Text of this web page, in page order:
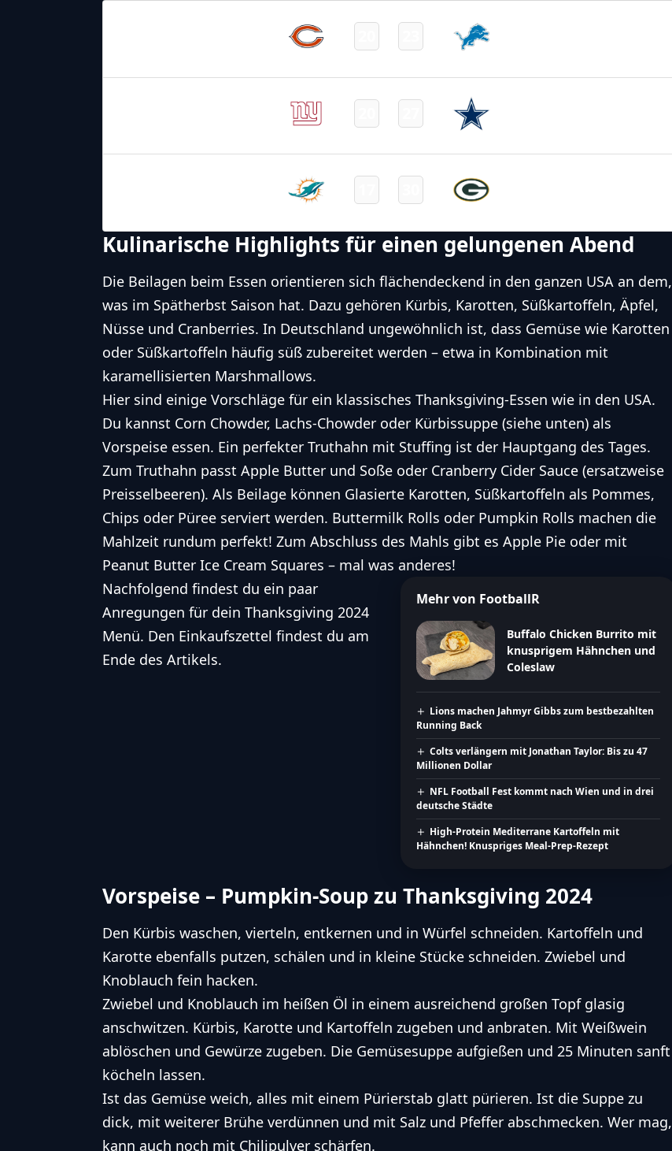
Kulinarische Highlights für einen gelungenen Abend
Die Beilagen beim Essen orientieren sich flächendeckend in den ganzen USA an dem,
was im Spätherbst Saison hat. Dazu gehören Kürbis, Karotten, Süßkartoffeln, Äpfel,
Nüsse und Cranberries. In Deutschland ungewöhnlich ist, dass Gemüse wie Karotten
oder Süßkartoffeln häufig süß zubereitet werden – etwa in Kombination mit
karamellisierten Marshmallows.
Hier sind einige Vorschläge für ein klassisches Thanksgiving-Essen wie in den USA.
Du kannst Corn Chowder, Lachs-Chowder oder Kürbissuppe (siehe unten) als
Vorspeise essen. Ein perfekter Truthahn mit Stuffing ist der Hauptgang des Tages.
Zum Truthahn passt Apple Butter und Soße oder Cranberry Cider Sauce (ersatzweise
Preisselbeeren). Als Beilage können Glasierte Karotten, Süßkartoffeln als Pommes,
Chips oder Püree serviert werden. Buttermilk Rolls oder Pumpkin Rolls machen die
Mahlzeit rundum perfekt! Zum Abschluss des Mahls gibt es Apple Pie oder mit
Peanut Butter Ice Cream Squares – mal was anderes!
Mehr von FootballR
Buffalo Chicken Burrito mit
knusprigem Hähnchen und
Coleslaw
Lions machen Jahmyr Gibbs zum bestbezahlten
Running Back
Colts verlängern mit Jonathan Taylor: Bis zu 47
Millionen Dollar
NFL Football Fest kommt nach Wien und in drei
deutsche Städte
High-Protein Mediterrane Kartoffeln mit
Hähnchen! Knuspriges Meal-Prep-Rezept
Nachfolgend findest du ein paar
Anregungen für dein Thanksgiving 2024
Menü. Den Einkaufszettel findest du am
Ende des Artikels.
Vorspeise – Pumpkin-Soup zu Thanksgiving 2024
Den Kürbis waschen, vierteln, entkernen und in Würfel schneiden. Kartoffeln und
Karotte ebenfalls putzen, schälen und in kleine Stücke schneiden. Zwiebel und
Knoblauch fein hacken.
Zwiebel und Knoblauch im heißen Öl in einem ausreichend großen Topf glasig
anschwitzen. Kürbis, Karotte und Kartoffeln zugeben und anbraten. Mit Weißwein
ablöschen und Gewürze zugeben. Die Gemüsesuppe aufgießen und 25 Minuten sanft
köcheln lassen.
Ist das Gemüse weich, alles mit einem Pürierstab glatt pürieren. Ist die Suppe zu
dick, mit weiterer Brühe verdünnen und mit Salz und Pfeffer abschmecken. Wer mag,
kann auch noch mit Chilipulver schärfen.